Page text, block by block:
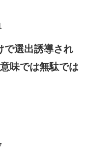
で選出誘導され
味では無駄では